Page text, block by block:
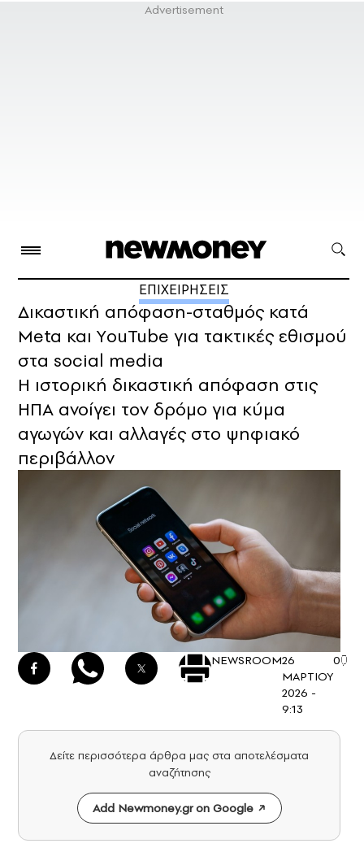
ΕΠΙΧΕΙΡΗΣΕΙΣ
Δικαστική απόφαση-σταθμός κατά
Meta και ΥouTube για τακτικές εθισμού
στα social media
Η ιστορική δικαστική απόφαση στις
ΗΠΑ ανοίγει τον δρόμο για κύμα
αγωγών και αλλαγές στο ψηφιακό
περιβάλλον
NEWSROOM26
ΜΑΡΤΙΟΥ
2026 -
9:13
0
Δείτε περισσότερα άρθρα μας στα αποτελέσματα
αναζήτησης
Add Newmoney.gr on Google